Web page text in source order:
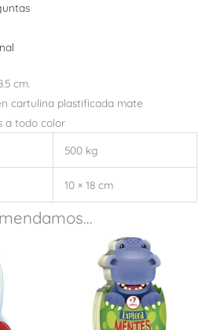
cm.
cartulina plastificada mate
a todo color
500 kg
10 × 18 cm